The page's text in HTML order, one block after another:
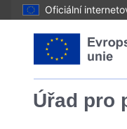
Oficiální
Úřad pro